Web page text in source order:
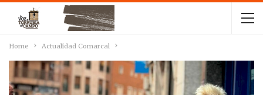
Home Actualidad Comarcal